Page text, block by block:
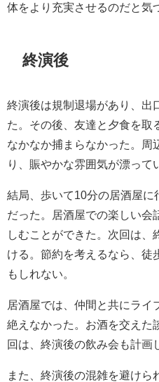
体をより充実させるのだと気
終演後
終演後は規制退場があり、出
た。その後、友達と夕食を取
なかなか捕まらなかった。周
り、賑やかな雰囲気が漂って
結局、歩いて10分の居酒屋に
だった。居酒屋での楽しい会
しむことができた。次回は、
ける。節約を考えるなら、徒
もしれない。
居酒屋では、仲間と共にライ
絶えなかった。お酒を交えた
回は、終演後の飲み会も計画
また、終演後の混雑を避けら